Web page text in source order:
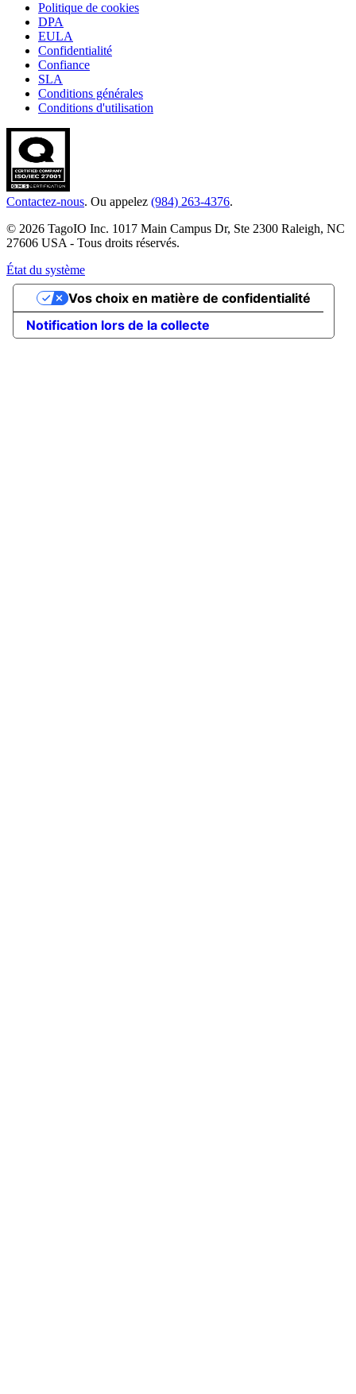
Politique de cookies
DPA
EULA
Confidentialité
Confiance
SLA
Conditions générales
Conditions d'utilisation
Contactez-nous. Ou appelez (984) 263-4376.
© 2026 TagoIO Inc. 1017 Main Campus Dr, Ste 2300 Raleigh, NC
27606 USA - Tous droits réservés.
État du système
Notification lors de la collecte
Vos choix en matière de confidentialité